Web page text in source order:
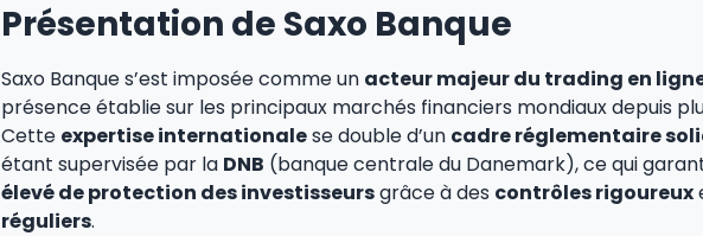
Présentation de Saxo Banque
Saxo Banque s’est imposée comme un acteur majeur du trading en
présence établie sur les principaux marchés financiers mondiaux depuis
Cette expertise internationalese double d’un cadre réglementaire
étant supervisée par la DNB (banque centrale du Danemark), ce qui
élevé de protection des investisseursgrâce à des contrôles rigoureux
réguliers.